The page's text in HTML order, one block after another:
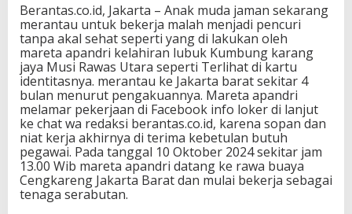
Berantas.co.id, Jakarta – Anak muda jaman sekarang
merantau untuk bekerja malah menjadi pencuri
tanpa akal sehat seperti yang di lakukan oleh
mareta apandri kelahiran lubuk Kumbung karang
jaya Musi Rawas Utara seperti Terlihat di kartu
identitasnya. merantau ke Jakarta barat sekitar 4
bulan menurut pengakuannya. Mareta apandri
melamar pekerjaan di Facebook info loker di lanjut
ke chat wa redaksi berantas.co.id, karena sopan dan
niat kerja akhirnya di terima kebetulan butuh
pegawai. Pada tanggal 10 Oktober 2024 sekitar jam
13.00 Wib mareta apandri datang ke rawa buaya
Cengkareng Jakarta Barat dan mulai bekerja sebagai
tenaga serabutan.